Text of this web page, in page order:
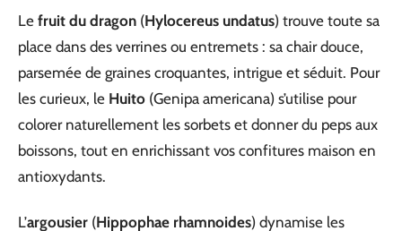
Le fruit du dragon (Hylocereus undatus) trouve toute sa
place dans des verrines ou entremets : sa chair douce,
parsemée de graines croquantes, intrigue et séduit. Pour
les curieux, le Huito (Genipa americana) s’utilise pour
colorer naturellement les sorbets et donner du peps aux
boissons, tout en enrichissant vos confitures maison en
antioxydants.
L’argousier (Hippophae rhamnoides) dynamise les